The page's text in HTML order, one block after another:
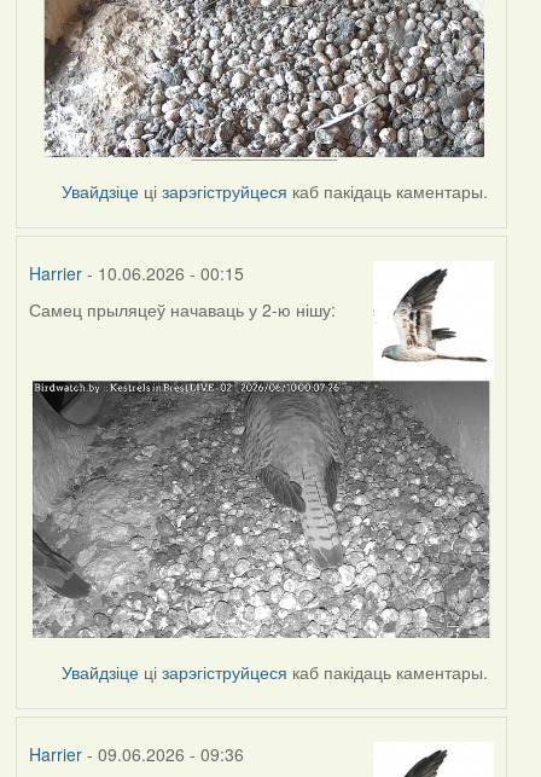
Увайдзіце цізарэгіструйцеся каб пакідаць каментары.
Harrier- 10.06.2026 - 00:15
Самец прыляцеў начаваць у 2-ю нішу:
Увайдзіце цізарэгіструйцеся каб пакідаць каментары.
Harrier- 09.06.2026 - 09:36